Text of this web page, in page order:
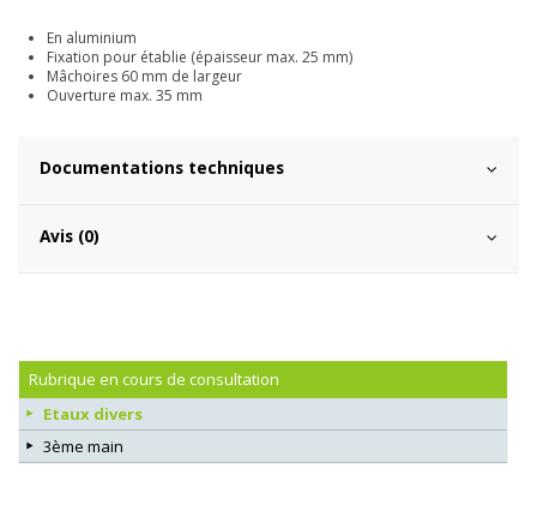
En aluminium
Fixation pour établie (épaisseur max. 25 mm)
Mâchoires 60 mm de largeur
Ouverture max. 35 mm
Documentations techniques
Avis (0)
Rubrique en cours de consultation
Etaux divers
3ème main